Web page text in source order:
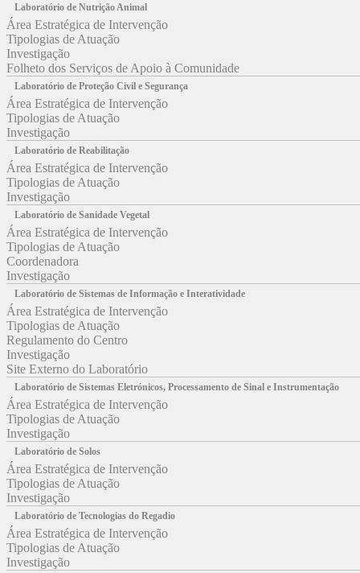
Laboratório de Nutrição Animal
Área Estratégica de Intervenção
Tipologias de Atuação
Investigação
Folheto dos Serviços de Apoio à Comunidade
Laboratório de Proteção Civil e Segurança
Área Estratégica de Intervenção
Tipologias de Atuação
Investigação
Laboratório de Reabilitação
Área Estratégica de Intervenção
Tipologias de Atuação
Investigação
Laboratório de Sanidade Vegetal
Área Estratégica de Intervenção
Tipologias de Atuação
Coordenadora
Investigação
Laboratório de Sistemas de Informação e Interatividade
Área Estratégica de Intervenção
Tipologias de Atuação
Regulamento do Centro
Investigação
Site Externo do Laboratório
Laboratório de Sistemas Eletrónicos, Processamento de Sinal e Instrumentação
Área Estratégica de Intervenção
Tipologias de Atuação
Investigação
Laboratório de Solos
Área Estratégica de Intervenção
Tipologias de Atuação
Investigação
Laboratório de Tecnologias do Regadio
Área Estratégica de Intervenção
Tipologias de Atuação
Investigação